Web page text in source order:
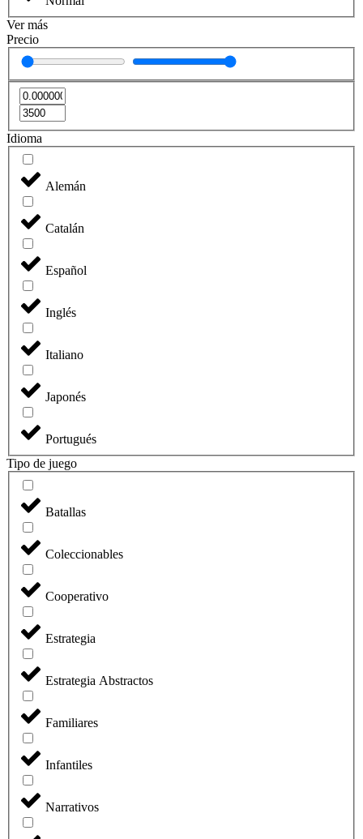
Ver más
Precio
Idioma
Alemán
Catalán
Español
Inglés
Italiano
Japonés
Portugués
Tipo de juego
Batallas
Coleccionables
Cooperativo
Estrategia
Estrategia Abstractos
Familiares
Infantiles
Narrativos